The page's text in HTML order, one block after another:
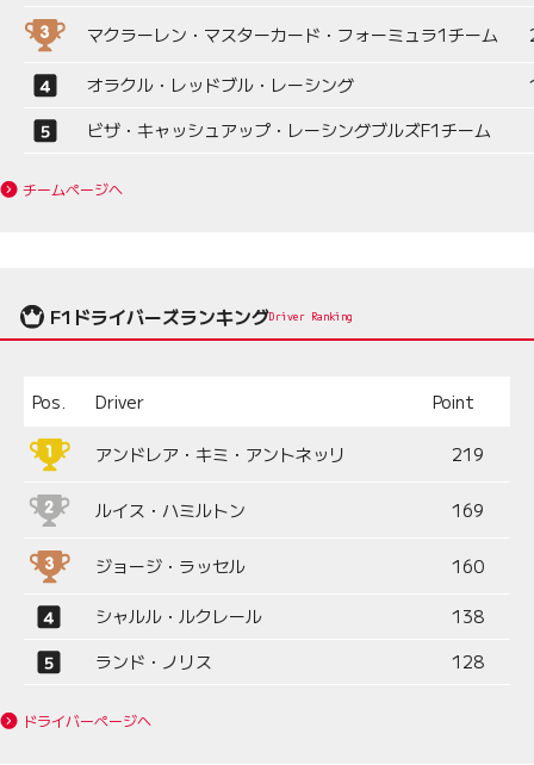
マクラーレン・マスターカード・フォーミュラ1チーム
オラクル・レッドブル・レーシング
ビザ・キャッシュアップ・レーシングブルズF1チーム
チームページへ
F1ドライバーズランキングDriver Ranking
Pos. Driver Point
アンドレア・キミ・アントネッリ 219
ルイス・ハミルトン 169
ジョージ・ラッセル 160
シャルル・ルクレール
138
ランド・ノリス
128
ドライバーページへ